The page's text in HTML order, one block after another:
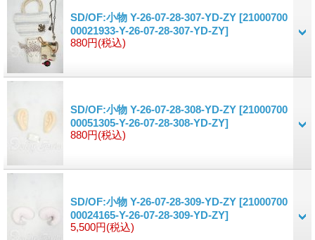
SD/OF:小物 Y-26-07-28-307-YD-ZY [21000700
00021933-Y-26-07-28-307-YD-ZY]
880円(税込)
SD/OF:小物 Y-26-07-28-308-YD-ZY [21000700
00051305-Y-26-07-28-308-YD-ZY]
880円(税込)
SD/OF:小物 Y-26-07-28-309-YD-ZY [21000700
00024165-Y-26-07-28-309-YD-ZY]
5,500円(税込)